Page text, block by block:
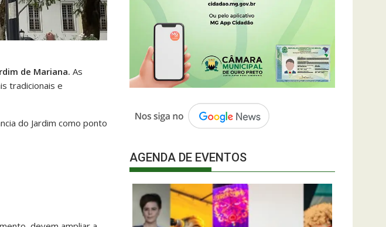
de Mariana. As
tradicionais e
do Jardim como ponto
AGENDA DE EVENTOS